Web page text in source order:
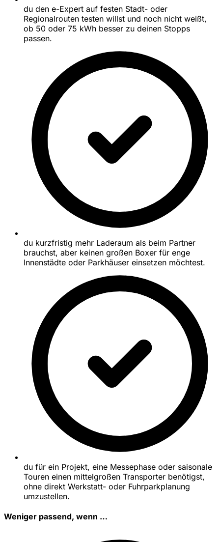
du den e-Expert auf festen Stadt- oder
Regionalrouten testen willst und noch nicht weißt,
ob 50 oder 75 kWh besser zu deinen Stopps
passen.
du kurzfristig mehr Laderaum als beim Partner
brauchst, aber keinen großen Boxer für enge
Innenstädte oder Parkhäuser einsetzen möchtest.
du für ein Projekt, eine Messephase oder saisonale
Touren einen mittelgroßen Transporter benötigst,
ohne direkt Werkstatt- oder Fuhrparkplanung
umzustellen.
Weniger passend, wenn …